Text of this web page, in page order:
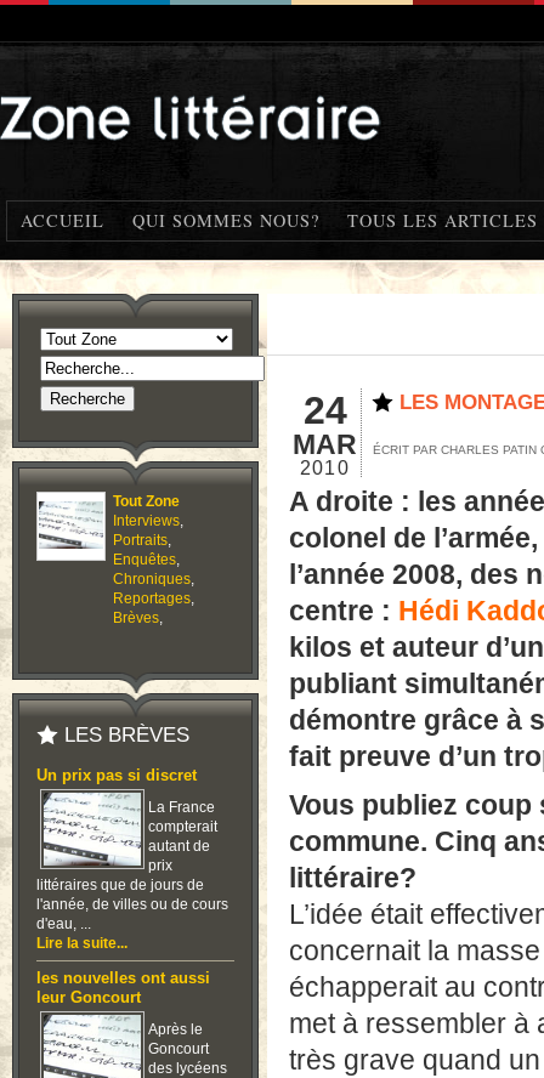
ACCUEIL QUI SOMMES NOUS? TOUS LES ARTICLES
Tout Zone
Interviews,
Portraits,
Enquêtes,
Chroniques,
Reportages,
Brèves,
LES BRÈVES
Un prix pas si discret
La France
compterait
autant de
prix
littéraires que de jours de
l'année, de villes ou de cours
d'eau, ...
Lire la suite...
les nouvelles ont aussi
leur Goncourt
Après le
Goncourt
des lycéens
24
MAR
2010
LES
ÉCRIT PAR CHARLES PATIN
A droite : les
colonel de
l’année 2008, des
centre : Hédi
kilos et auteur
publiant
démontre grâce à
fait preuve d’un
Vous publiez coup
commune. Cinq
littéraire?
L’idée était
concernait la
échapperait au
met à ressembler à
très grave quand